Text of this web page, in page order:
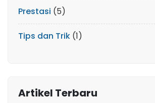
Prestasi (5)
Tips dan Trik (1)
Artikel Terbaru